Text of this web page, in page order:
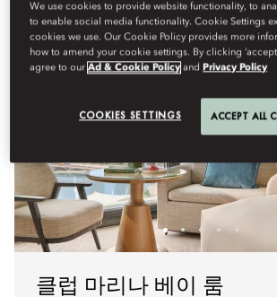
클럽 마리나 베이 룸
We use cookies to provide website functionality, to
to enable social media functionality. Cookie Settings
cookies we use. Our Cookie Policy provides more
how to amend your cookie settings. By clicking
agree to ourAd & Cookie Policy andPrivacy Policy
COOKIES SETTINGS ACCEPT ALL